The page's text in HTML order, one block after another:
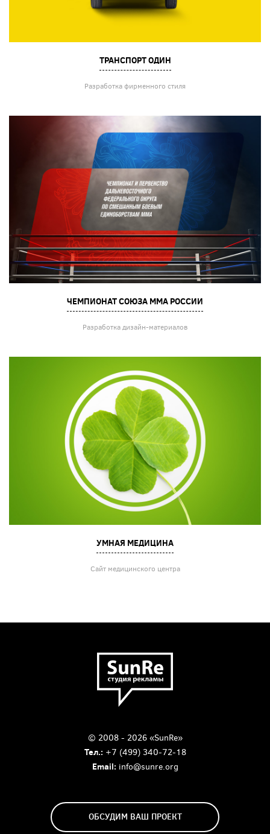
ТРАНСПОРТ ОДИН
Разработка фирменного стиля
ЧЕМПИОНАТ СОЮЗА ММА РОССИИ
Разработка дизайн-материалов
УМНАЯ МЕДИЦИНА
Сайт медицинского центра
© 2008 - 2026 «SunRe»
Тел.: +7 (499) 340-72-18
Email: info@sunre.org
ОБСУДИМ ВАШ ПРОЕКТ